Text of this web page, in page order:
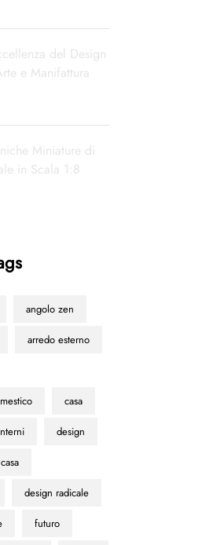
del Design
e Manifattura
Miniature di
in Scala 1:8
angolo zen
arredo esterno
casa
design
design radicale
futuro